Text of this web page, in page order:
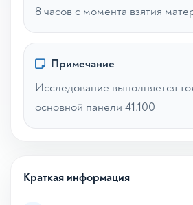
8 часов с момента взятия
Примечание
Исследование выполняется
основной панели 41.100
Краткая информация